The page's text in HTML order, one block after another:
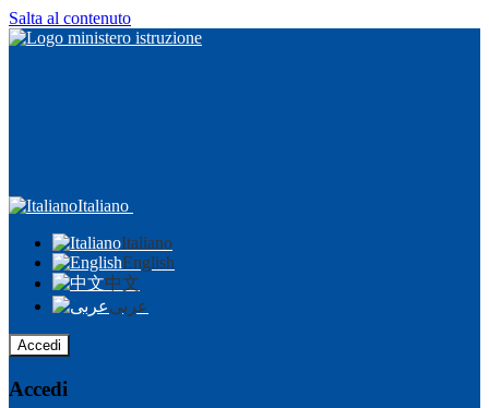
Salta al contenuto
Italiano
Italiano
English
中文
عربى
Accedi
Accedi